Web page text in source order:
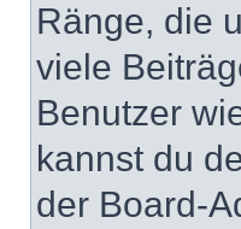
Ränge, die
viele
Benutzer
kannst du
der Board-